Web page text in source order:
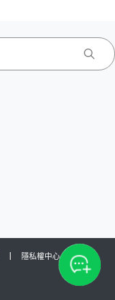
隱私權中心